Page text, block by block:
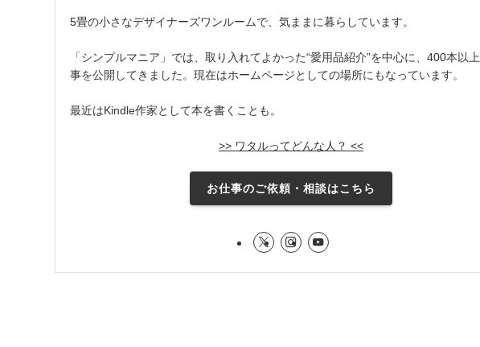
5畳の小さなデザイナーズワンルームで、気ままに暮らしています。
「シンプルマニア」では、取り入れてよかった“愛用品紹介”を中心に、400本以
事を公開してきました。現在はホームページとしての場所にもなっています。
最近はKindle作家として本を書くことも。
>> ワタルってどんな人？ <<
お仕事のご依頼・相談はこちら